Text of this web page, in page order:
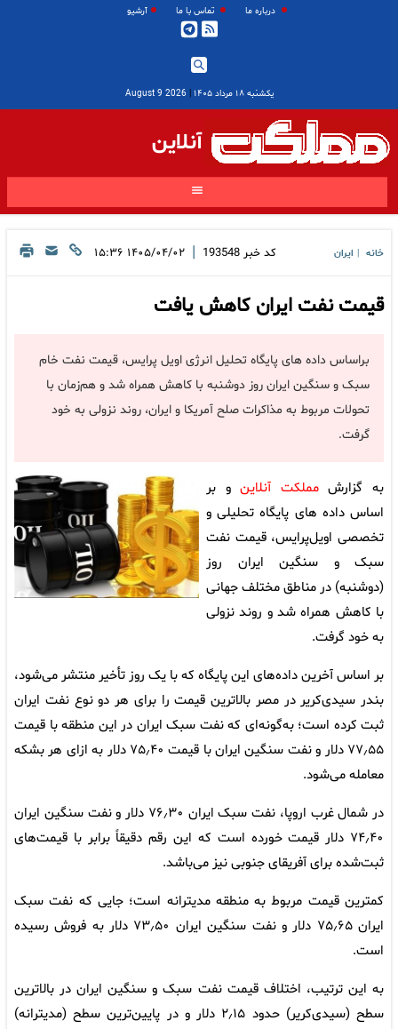
درباره ما تماس با ما آرشیو
یکشنبه ۱۸ مرداد ۱۴۰۵ |
2026 August 9
آنلاین
خانه ایران کد خبر 193548
| ۱۴۰۵/۰۴/۰۲ ۱۵:۳۶
قیمت نفت ایران کاهش یافت
براساس داده های پایگاه تحلیل انرژی اویل پرایس، قیمت نفت خام
سبک و سنگین ایران روز دوشنبه با کاهش همراه شد و هم‌زمان با
تحولات مربوط به مذاکرات صلح آمریکا و ایران، روند نزولی به خود
گرفت.
به گزارشمملکت آنلاینو بر
اساس داده های پایگاه تحلیلی و
تخصصی اویل‌پرایس، قیمت نفت
سبک و سنگین ایران روز
(دوشنبه) در مناطق مختلف جهانی
با کاهش همراه شد و روند نزولی
به خود گرفت.
بر اساس آخرین داده‌های این پایگاه که با یک روز تأخیر منتشر می‌شود،
بندر سیدی‌کریر در مصر بالاترین قیمت را برای هر دو نوع نفت ایران
ثبت کرده است؛ به‌گونه‌ای که نفت سبک ایران در این منطقه با قیمت
۷۷٫۵۵ دلار و نفت سنگین ایران با قیمت ۷۵٫۴۰ دلار به ازای هر بشکه
معامله می‌شود.
در شمال غرب اروپا، نفت سبک ایران ۷۶٫۳۰ دلار و نفت سنگین ایران
۷۴٫۴۰ دلار قیمت خورده است که این رقم دقیقاً برابر با قیمت‌های
ثبت‌شده برای آفریقای جنوبی نیز می‌باشد.
کمترین قیمت مربوط به منطقه مدیترانه است؛ جایی که نفت سبک
ایران ۷۵٫۶۵ دلار و نفت سنگین ایران ۷۳٫۵۰ دلار به فروش رسیده
است.
به این ترتیب، اختلاف قیمت نفت سبک و سنگین ایران در بالاترین
سطح (سیدی‌کریر) حدود ۲٫۱۵ دلار و در پایین‌ترین سطح (مدیترانه)